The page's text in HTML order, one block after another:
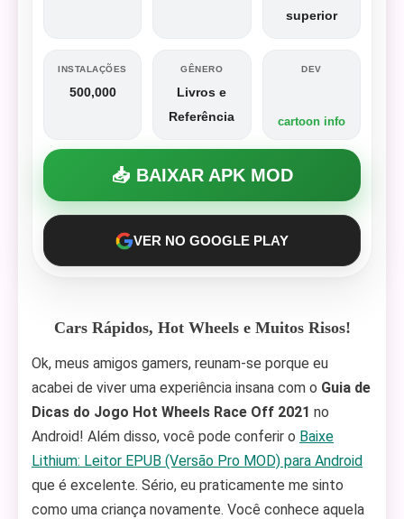
superior
INSTALAÇÕES
500,000
GÊNERO
Livros e
Referência
DEV
cartoon info
📥 BAIXAR APK MOD
VER NO GOOGLE PLAY
Cars Rápidos, Hot Wheels e Muitos Risos!
Ok, meus amigos gamers, reunam-se porque eu
acabei de viver uma experiência insana com o Guia de
Dicas do Jogo Hot Wheels Race Off 2021 no
Android! Além disso, você pode conferir o Baixe
Lithium: Leitor EPUB (Versão Pro MOD) para Android
que é excelente. Sério, eu praticamente me sinto
como uma criança novamente. Você conhece aquela